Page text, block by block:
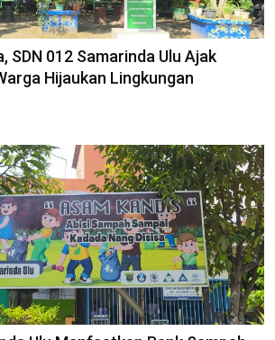
SDN 012 Samarinda Ulu Ajak
Hijaukan Lingkungan